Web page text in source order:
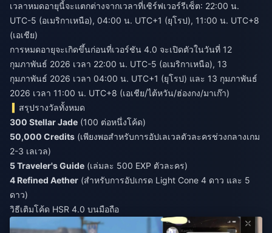
เวลาหมดอายุนี้จะแตกต่างจากเวลาที่เซิร์ฟเวอร์รีเซ็ต: 22:00 น.
UTC-5 (อเมริกาเหนือ), 04:00 น. UTC+1 (ยุโรป), 11:00 น. UTC+8
(เอเชีย)
การหมดอายุจะเกิดขึ้นก่อนที่เวอร์ชัน 4.0 จะเปิดตัวในวันที่ 12
กุมภาพันธ์ 2026 เวลา 22:00 น. UTC-5 (อเมริกาเหนือ), 13
กุมภาพันธ์ 2026 เวลา 04:00 น. UTC+1 (ยุโรป) และ 13 กุมภาพันธ์
2026 เวลา 11:00 น. UTC+8 (เอเชีย/ไต้หวัน/ฮ่องกง/มาเก๊า)
สรุปรางวัลทั้งหมด
300 Stellar Jade (100 ต่อหนึ่งโค้ด)
50,000 Credits (เพียงพอสำหรับการอัปเลเวลตัวละครช่วงกลางเกม
2-3 เลเวล)
5 Traveler's Guide (เล่มละ 500 EXP ตัวละคร)
4 Refined Aether (สำหรับการอัปเกรด Light Cone 4 ดาว และ 5
ดาว)
วิธีเติมโค้ด HSR 4.0 บนมือถือ